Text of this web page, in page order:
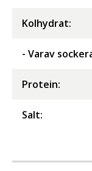
Kolhydrat:
- Varav
Protein:
Salt: